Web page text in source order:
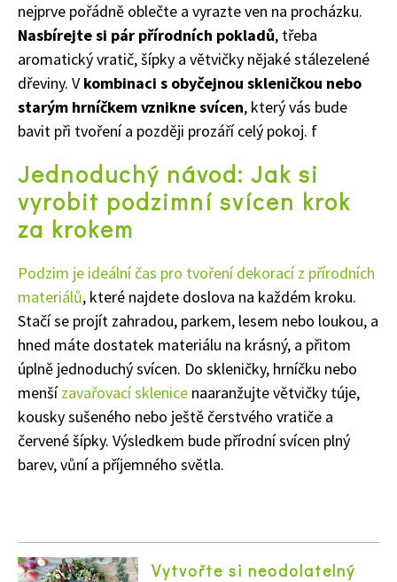
nejprve pořádně oblečte a vyrazte ven na procházku.
Nasbírejte si pár přírodních pokladů, třeba
aromatický vratič, šípky a větvičky nějaké stálezelené
dřeviny. Vkombinaci s obyčejnou skleničkou nebo
starým hrníčkem vznikne svícen, který vás bude
bavit při tvoření a později prozáří celý pokoj. f
Jednoduchý návod: Jak si
vyrobit podzimní svícen krok
za krokem
Podzim je ideální čas pro tvoření dekorací z přírodních
materiálů, které najdete doslova na každém kroku.
Stačí se projít zahradou, parkem, lesem nebo loukou, a
hned máte dostatek materiálu na krásný, a přitom
úplně jednoduchý svícen. Do skleničky, hrníčku nebo
menšízavařovací sklenice naaranžujte větvičky túje,
kousky sušeného nebo ještě čerstvého vratiče a
červené šípky. Výsledkem bude přírodní svícen plný
barev, vůní a příjemného světla.
Vytvořte si neodolatelný